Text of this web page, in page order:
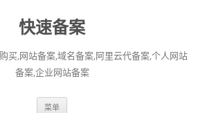
快速备案
买,网站备案,域名备案,阿里云代备案,个人网站
备案,企业网站备案
菜单